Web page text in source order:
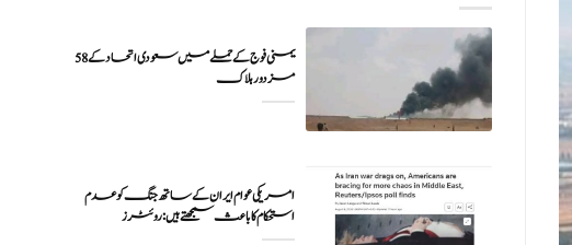
یمنی فوج کے حملے میں سعودی اتحاد کے 58
مزدور ہلاک
امریکی عوام ایران کے ساتھ جنگ کو عدم